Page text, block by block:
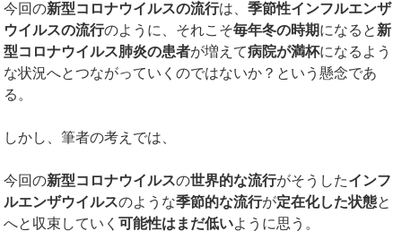
今回の新型コロナウイルスの流行は、季節性インフルエンザ
ウイルスの流行のように、それこそ毎年冬の時期になると 新
型コロナウイルス肺炎の患者が増えて病院が満杯になるよう
な状況へとつながっていくのではないか？という懸念であ
る。
しかし、筆者の考えでは、
今回の新型コロナウイルスの世界的な流行がそうしたインフ
ルエンザウイルスのような季節的な流行が定在化した状態と
へと収束していく可能性はまだ低いように思う。